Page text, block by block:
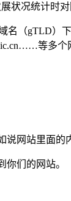
况统计时对
gTLD）下
等多
网站里面的
们的网站。